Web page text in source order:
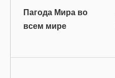
Пагода Мира во
всем мире